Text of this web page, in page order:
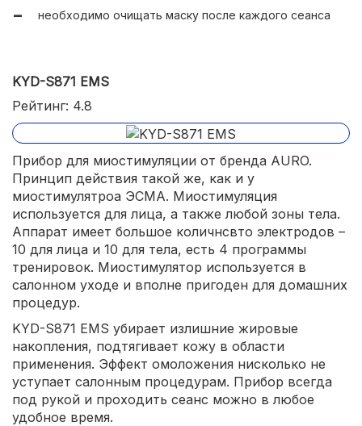
необходимо очищать маску после каждого сеанса
KYD-S871 EMS
Рейтинг: 4.8
Прибор для миостимуляции от бренда AURO.
Принцип действия такой же, как и у
миостимулятроа ЭСМА. Миостимуляция
используется для лица, а также любой зоны тела.
Аппарат имеет большое количнсвто электродов –
10 для лица и 10 для тела, есть 4 программы
тренировок. Миостимулятор используется в
салонном уходе и вполне пригоден для домашних
процедур.
KYD-S871 EMS убирает излишние жировые
накопления, подтягивает кожу в области
применения. Эффект омоложения нисколько не
уступает салонным процедурам. Прибор всегда
под рукой и проходить сеанс можно в любое
удобное время.